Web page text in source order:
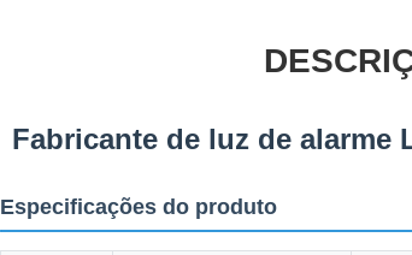
Fabricante de luz de alarme
Especificações do produto